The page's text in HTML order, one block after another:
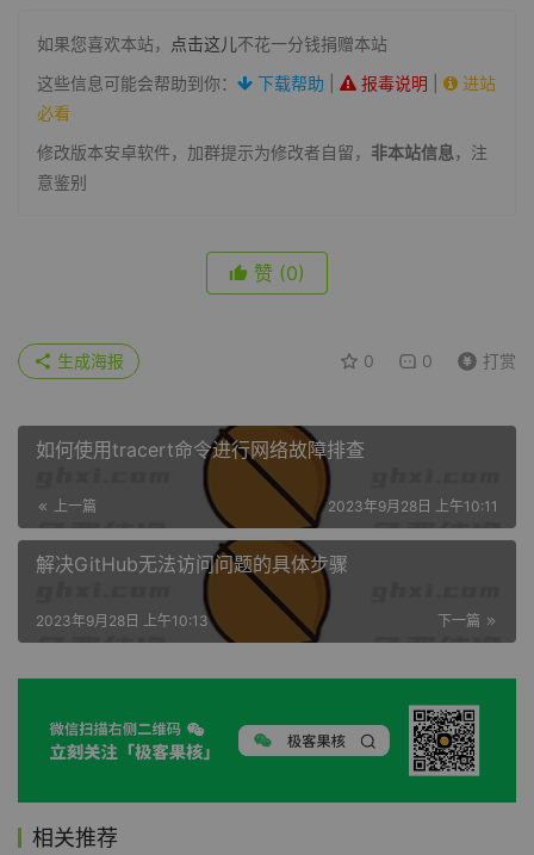
如果您喜欢本站， 点击这儿不花一分钱捐赠本站
这些信息可能会帮助到你：
下载帮助 报毒说明
进站
必看
修改版本安卓软件，加群提示为修改者自留， 非本站信息，注
意鉴别
赞 (0)
0 0 打赏
生成海报
如何使用tracert命令进行网络故障排查
上一篇 2023年9月28日 上午10:11
解决GitHub无法访问问题的具体步骤
下一篇
2023年9月28日 上午10:13
相关推荐